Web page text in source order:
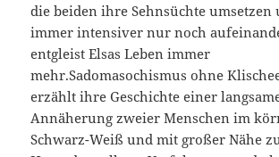
die beiden ihre Sehnsüchte umsetzen
immer intensiver nur noch
entgleist Elsas Leben immer
mehr.Sadomasochismus ohne
erzählt ihre Geschichte einer
Annäherung zweier Menschen im
Schwarz-Weiß und mit großer Nähe